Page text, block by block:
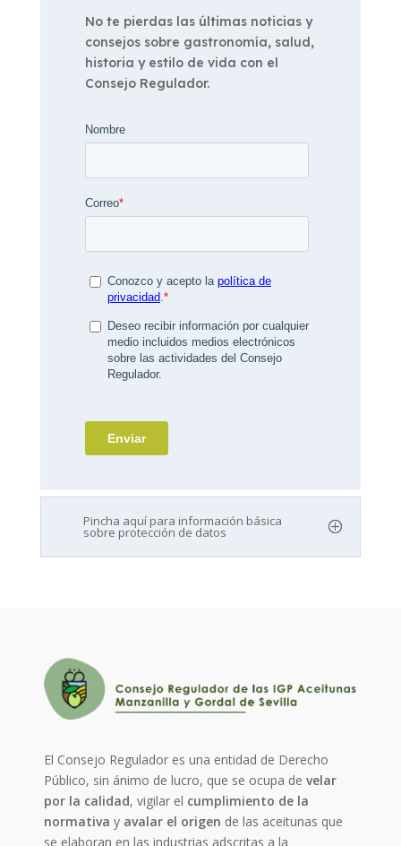
No te pierdas las últimas noticias y
consejos sobre gastronomía, salud,
historia y estilo de vida con el
Consejo Regulador.
Pincha aquí para información básica
sobre protección de datos
El Consejo Regulador es una entidad de Derecho
Público, sin ánimo de lucro, que se ocupa develar
por la calidad, vigilar el cumplimiento de la
normativa y avalar el origen de las aceitunas que
se elaboran en las industrias adscritas a la